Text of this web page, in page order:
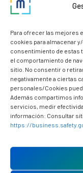
Para ofrecer las mejores
cookies para almacenar
consentimiento de estas
el comportamiento de
sitio. No consentir o
negativamente a ciertas
personales/Cookies
Además compartimos
servicios, medir
información: Consultar
https://
Nuestros clientes
Dudas y consultas
Política